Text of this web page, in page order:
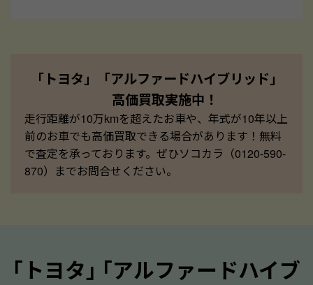
「トヨタ」「アルファードハイブリッド」
高価買取実施中！
走行距離が10万kmを超えたお車や、年式が10年以上
前のお車でも高価買取できる場合があります！無料
で査定を承っております。ぜひソコカラ（0120-590-
870）までお問合せください。
｢トヨタ｣ ｢アルファードハイブ